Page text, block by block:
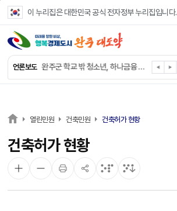
이 누리집은 대한민국 공식 전자정부 누리집입니다.
언론보도
완주 이서면, 홀몸 남성 위한 ‘이서천사 요리교실’
완주군 학교 밖 청소년, 하나금융 장학생 최종 선발
완주군 청소년 여름방학 맞아 “내 손으로 뚝딱”
완주군, 서울대생과 함께하는 ‘청소년 진로드림캠프’ 참가
열린민원 건축민원 건축허가 현황
건축허가 현황